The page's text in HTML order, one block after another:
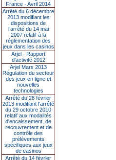
France - Avril 2014
Arrêté du 6 décembre
2013 modifiant les
dispositions de
l’arrêté du 14 mai
2007 relatif à la
réglementation des
jeux dans les casinos
Arjel - Rapport
d'activité 2012
Arjel Mars 2013
Régulation du secteur
des jeux en ligne et
nouvelles
technologies
Arrêté du 28 février
2013 modifiant l'arrêté
du 29 octobre 2010
relatif aux modalités
d'encaissement, de
recouvrement et de
contrôle des
prélèvements
spécifiques aux jeux
de casinos
Arrêté du 14 février